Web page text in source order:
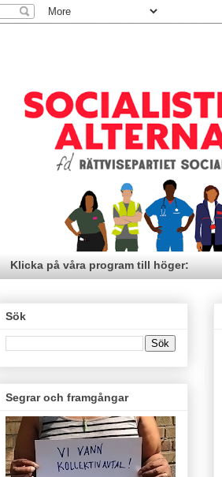
Klicka på våra program till höger:
Sök
Segrar och framgångar